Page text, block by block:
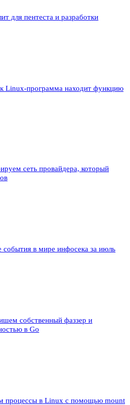
для пентеста и разработки
Linux-программа находит функцию
сеть провайдера, который
в мире инфосека за июль
собственный фаззер и
в Go
процессы в Linux c помощью mount